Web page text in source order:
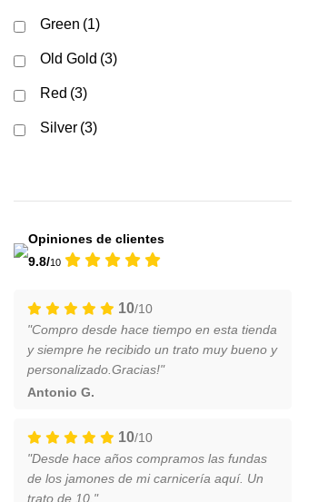
Green (1)
Old Gold (3)
Red (3)
Silver (3)
Opiniones de clientes
9.8/10
10/10
"Compro desde hace tiempo en esta tienda
y siempre he recibido un trato muy bueno y
personalizado.Gracias!"
Antonio G.
10/10
"Desde hace años compramos las fundas
de los jamones de mi carnicería aquí. Un
trato de 10."